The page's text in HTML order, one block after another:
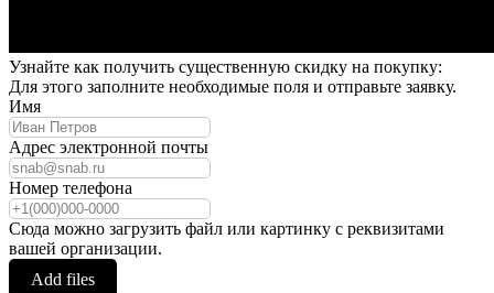
Узнайте как получить существенную скидку на покупку:
Для этого заполните необходимые поля и отправьте заявку.
Имя
Адрес электронной почты
Номер телефона
Сюда можно загрузить файл или картинку с реквизитами
вашей организации.
Add files